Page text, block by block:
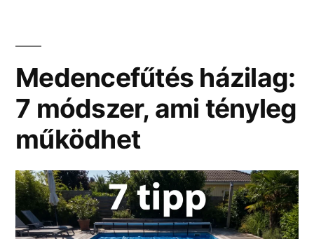
Medencefűtés házilag:
7 módszer, ami tényleg
működhet